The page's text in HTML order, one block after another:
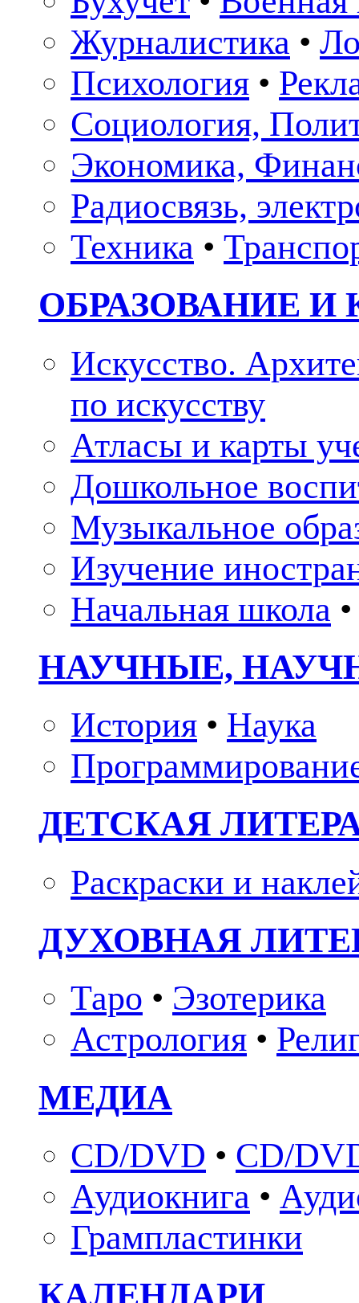
Журналистика •
Психология •
Социология,
Экономика,
Радиосвязь,
Техника •
ОБРАЗОВАНИЕ И
Искусство.
по искусству
Атласы и карты
Дошкольное
Музыкальное
Изучение
Начальная школа •
НАУЧНЫЕ,
История • Наука
ДЕТСКАЯ
Раскраски и
ДУХОВНАЯ
Таро • Эзотерика
Астрология •
МЕДИА
CD/DVD • CD/
Аудиокнига •
Грампластинки